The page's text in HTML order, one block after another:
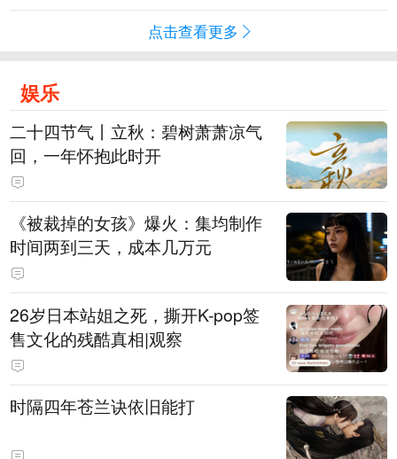
点击查看更多
娱乐
二十四节气丨立秋：碧树萧萧凉气
回，一年怀抱此时开
《被裁掉的女孩》爆火：集均制作
时间两到三天，成本几万元
​26岁日本站姐之死，撕开K-pop签
售文化的残酷真相|观察
时隔四年苍兰诀依旧能打